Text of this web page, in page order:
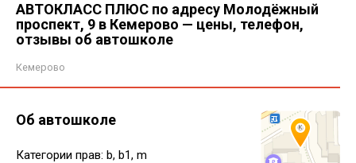
АВТОКЛАСС ПЛЮС по адресу Молодёжный
проспект, 9 в Кемерово — цены, телефон,
отзывы об автошколе
Кемерово
Об автошколе
Категории прав: b, b1, m